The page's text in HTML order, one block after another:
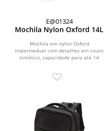
E@01324
Mochila Nylon Oxford 14L
Mochila em nylon Oxford
impermeável com detalhes em couro
sintético, capacidade para até 14